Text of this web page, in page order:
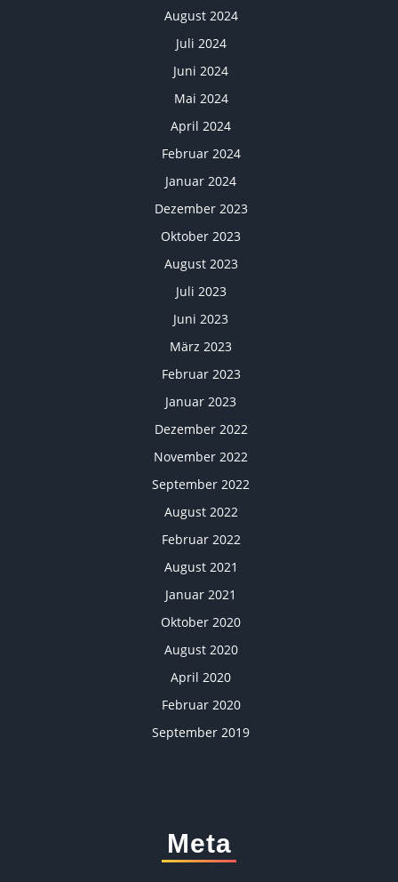
August 2024
Juli 2024
Juni 2024
Mai 2024
April 2024
Februar 2024
Januar 2024
Dezember 2023
Oktober 2023
August 2023
Juli 2023
Juni 2023
März 2023
Februar 2023
Januar 2023
Dezember 2022
November 2022
September 2022
August 2022
Februar 2022
August 2021
Januar 2021
Oktober 2020
August 2020
April 2020
Februar 2020
September 2019
Meta